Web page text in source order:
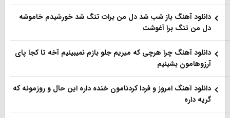
دانلود آهنگ باز شب شد دل من برات تنگ شد خورشیدم خاموشه
دل من تنگ برا آغوشت
دانلود آهنگ چرا هرچی که میریم جلو بازم نمیبینیم آخه تا کجا پای
آرزوهامون بشینیم
دانلود آهنگ امروز و فردا کردنامون خنده داره این حال و روزمونه که
گریه داره